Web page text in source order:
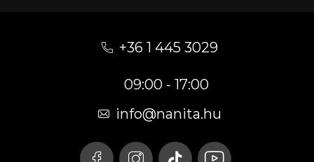
+36 1 445 3029
09:00 - 17:00
info@nanita.hu